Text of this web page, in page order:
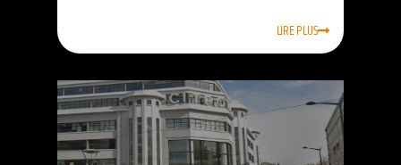
LIRE PLUS